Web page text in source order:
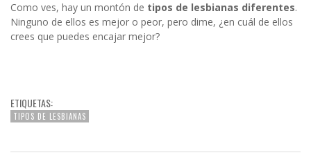
Como ves, hay un montón de tipos de lesbianas diferentes.
Ninguno de ellos es mejor o peor, pero dime, ¿en cuál de ellos
crees que puedes encajar mejor?
ETIQUETAS:
TIPOS DE LESBIANAS